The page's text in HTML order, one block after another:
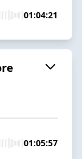
01:04:21
01:05:57